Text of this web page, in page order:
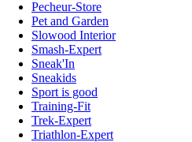
Pecheur-Store
Pet and Garden
Slowood Interior
Smash-Expert
Sneak'In
Sneakids
Sport is good
Training-Fit
Trek-Expert
Triathlon-Expert